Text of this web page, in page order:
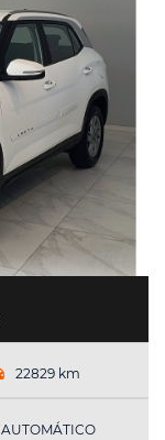
22829 km
AUTOMÁTICO